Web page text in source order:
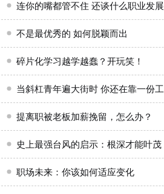
连你的嘴都管不住 还谈什么职业发展
不是最优秀的 如何脱颖而出
碎片化学习越学越蠢？开玩笑！
当斜杠青年遍大街时 你还在靠一份
提离职被老板加薪挽留，怎么办？
史上最强台风的启示：根深才能叶茂
职场未来：你该如何适应变化